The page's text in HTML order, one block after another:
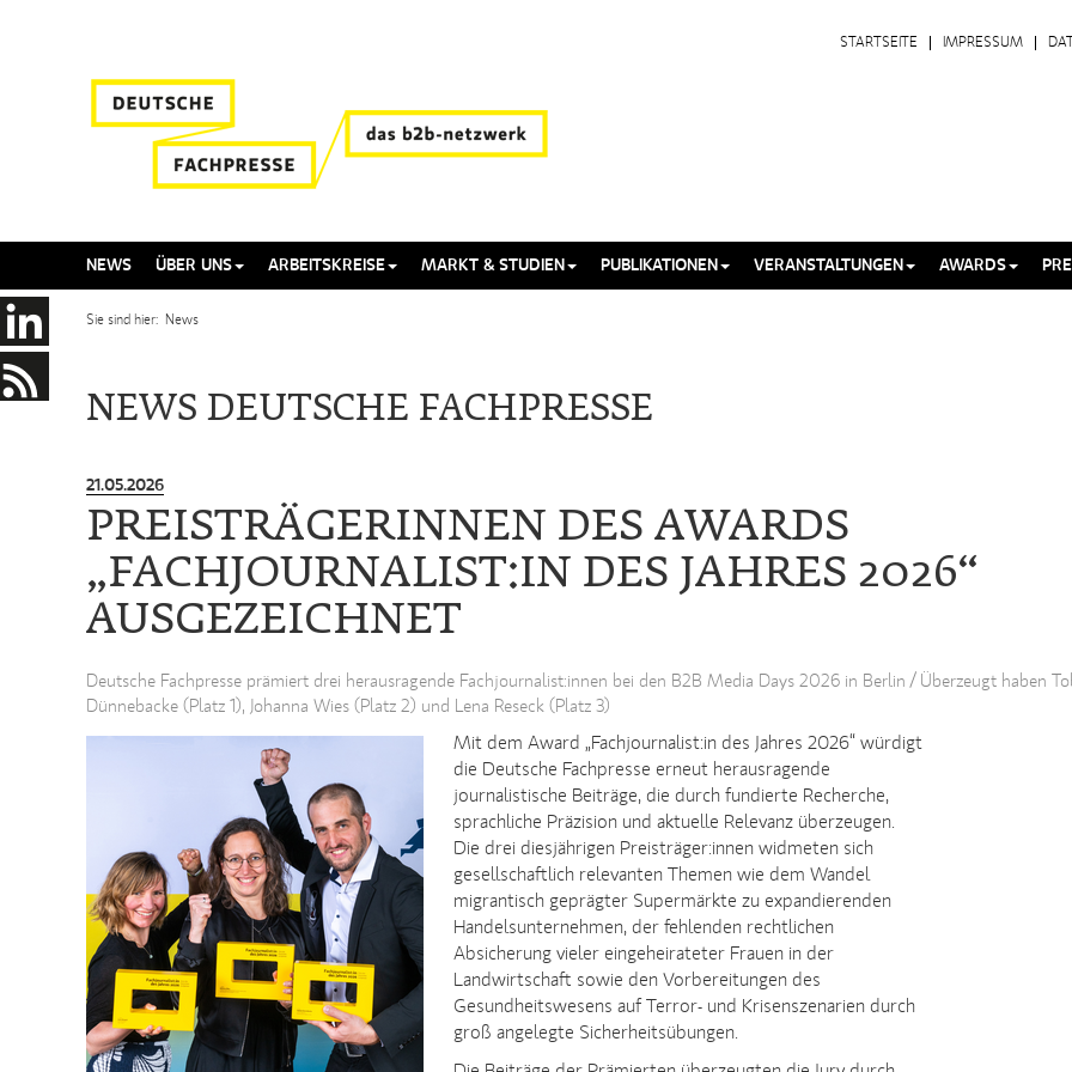
IMPRESSUM
STARTSEITE
NEWS ÜBER UNS ARBEITSKREISE MARKT & STUDIEN PUBLIKATIONEN VERANSTALTUNGEN AWARDS
Sie sind hier: News
NEWS DEUTSCHE FACHPRESSE
21.05.2026
PREISTRÄGERINNEN DES AWARDS
„FACHJOURNALIST:IN DES JAHRES 2026“
AUSGEZEICHNET
Deutsche Fachpresse prämiert drei herausragende Fachjournalist:innen bei den B2B Media Days 2026 in Berlin / Überzeugt haben
Dünnebacke (Platz 1), Johanna Wies (Platz 2) und Lena Reseck (Platz 3)
Mit dem Award „Fachjournalist:in des Jahres 2026“ würdigt
die Deutsche Fachpresse erneut herausragende
journalistische Beiträge, die durch fundierte Recherche,
sprachliche Präzision und aktuelle Relevanz überzeugen.
Die drei diesjährigen Preisträger:innen widmeten sich
gesellschaftlich relevanten Themen wie dem Wandel
migrantisch geprägter Supermärkte zu expandierenden
Handelsunternehmen, der fehlenden rechtlichen
Absicherung vieler eingeheirateter Frauen in der
Landwirtschaft sowie den Vorbereitungen des
Gesundheitswesens auf Terror- und Krisenszenarien durch
groß angelegte Sicherheitsübungen.